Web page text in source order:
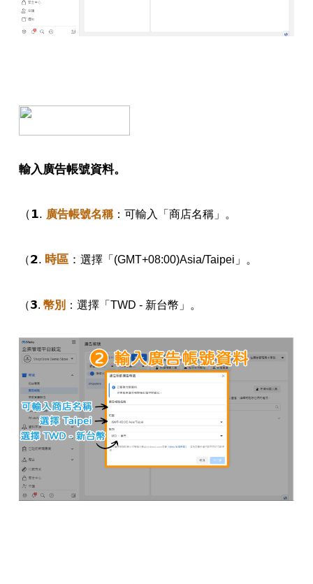
輸入廣告帳號資料。
（𝟭. 廣告帳號名稱： 可輸入「商店名稱」。
（𝟮. 時區 ： 選擇「(GMT+08:00)Asia/Taipei」。
（𝟯. 幣別 ： 選擇「TWD - 新台幣」。